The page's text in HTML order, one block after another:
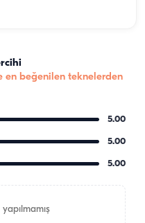
en beğenilen teknelerden
5.00
5.00
5.00